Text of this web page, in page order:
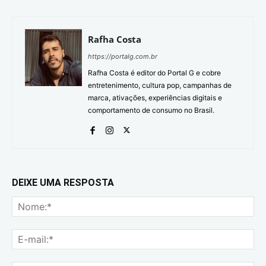
Rafha Costa
https://portalg.com.br
Rafha Costa é editor do Portal G e cobre
entretenimento, cultura pop, campanhas de
marca, ativações, experiências digitais e
comportamento de consumo no Brasil.
DEIXE UMA RESPOSTA